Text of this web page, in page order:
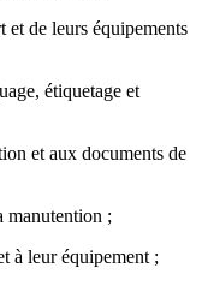
et de leurs équipements
étiquetage et
et aux documents de
manutention ;
à leur équipement ;